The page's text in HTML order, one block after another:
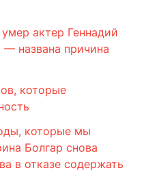
актер Геннадий
названа причина
которые
которые мы
Болгар снова
в отказе содержать